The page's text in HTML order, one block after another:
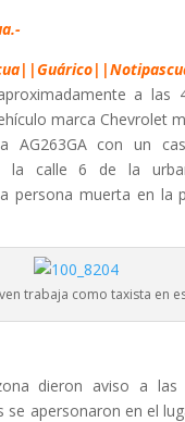
a las
marca Chevrolet
AG263GA con un
la calle 6 de la
persona muerta en la
trabaja como taxista en
dieron aviso a las
se apersonaron en el